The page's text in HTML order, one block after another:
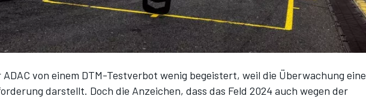
ADAC von einem DTM-Testverbot wenig begeistert, weil die Überwachung eine
darstellt. Doch die Anzeichen, dass das Feld 2024 auch wegen der